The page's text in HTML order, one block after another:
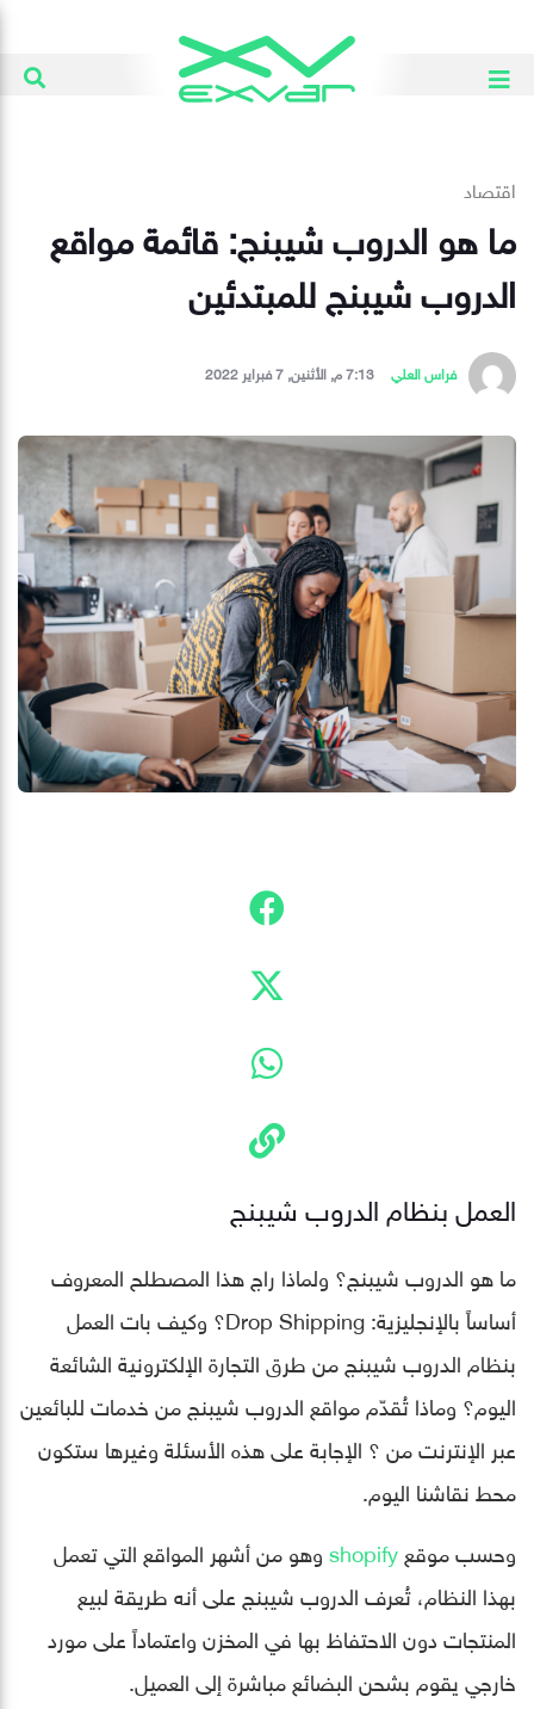
اقتصاد
ما هو الدروب شيبنج: قائمة مواقع
الدروب شيبنج للمبتدئين
فراس العلي 7:13 م, الأثنين, 7 فبراير 2022
العمل بنظام الدروب شيبنج
ما هو الدروب شيبنج؟ ولماذا راج هذا المصطلح المعروف
أساساً بالإنجليزية: Drop Shipping؟ وكيف بات العمل
بنظام الدروب شيبنج من طرق التجارة الإلكترونية الشائعة
اليوم؟ وماذا تُقدّم مواقع الدروب شيبنج من خدمات للبائعين
عبر الإنترنت من ؟ الإجابة على هذه الأسئلة وغيرها ستكون
محط نقاشنا اليوم.
وحسب موقعshopifyوهو من أشهر المواقع التي تعمل
بهذا النظام، تُعرف الدروب شيبنج على أنه طريقة لبيع
المنتجات دون الاحتفاظ بها في المخزن واعتماداً على مورد
خارجي يقوم بشحن البضائع مباشرة إلى العميل.